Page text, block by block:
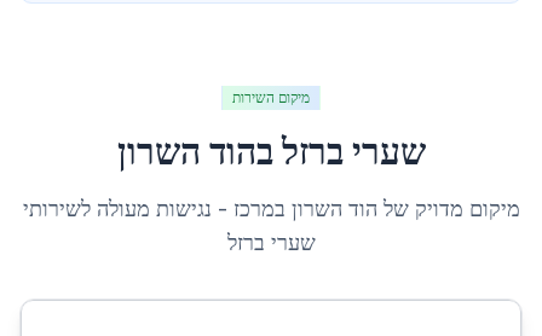
מיקום השירות
שערי ברזלבהוד השרון
מיקום מדויק של הוד השרון במרכז - נגישות מעולה לשירותי
שערי ברזל